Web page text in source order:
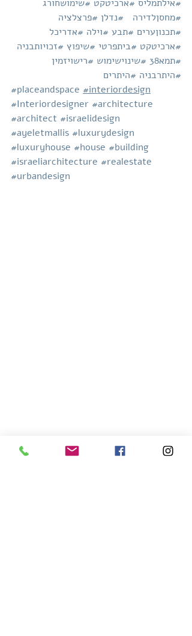
#אילתמליס #ארכיטקט #שימושחורג
#מחסןלדירה
#נדלן #פרצלציה
#תכנוןערים #תבע #וילה #אדריכל
#ארכיטקט #ביתפרטי #שיפוץ #זכויותבניה
#תמא38
#שינוישימוש #רישויזמין
#היתרבניה #היתרים
#placeandspace #interiordesign
#Interiordesigner #architecture
#architect #israelidesign
#ayeletmallis #luxurydesign
#luxuryhouse #house #building
#israeliarchitecture #realestate
#urbandesign